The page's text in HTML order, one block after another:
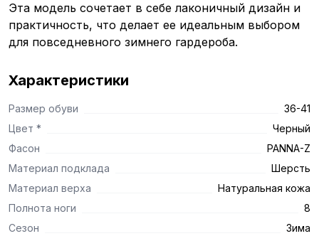
Эта модель сочетает в себе лаконичный дизайн и
практичность, что делает ее идеальным выбором
для повседневного зимнего гардероба.
Характеристики
Размер обуви
36-41
Цвет *
Черный
Фасон
PANNA-Z
Материал подклада
Шерсть
Материал верха
Натуральная кожа
Полнота ноги
8
Сезон
Зима